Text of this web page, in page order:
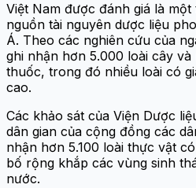
Việt Nam được đánh giá là
nguồn tài nguyên dược liệu
Á. Theo các nghiên cứu của
ghi nhận hơn 5.000 loài cây
thuốc, trong đó nhiều loài có
cao.
Các khảo sát của Viện Dược
dân gian của cộng đồng các
nhận hơn 5.100 loài thực vật
bố rộng khắp các vùng sinh
nước.